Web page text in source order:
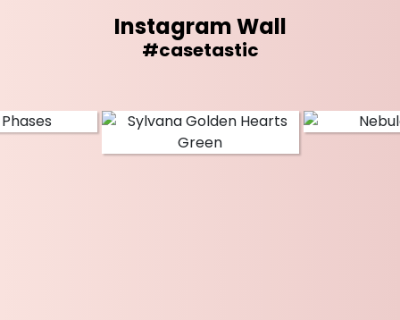
Instagram Wall
#casetastic